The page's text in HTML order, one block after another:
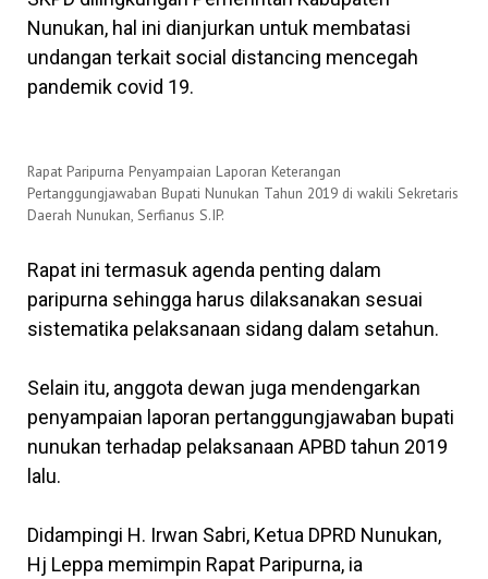
Nunukan, hal ini dianjurkan untuk membatasi
undangan terkait social distancing mencegah
pandemik covid 19.
Rapat Paripurna Penyampaian Laporan Keterangan
Pertanggungjawaban Bupati Nunukan Tahun 2019 di wakili Sekretaris
Daerah Nunukan, Serfianus S.IP.
Rapat ini termasuk agenda penting dalam
paripurna sehingga harus dilaksanakan sesuai
sistematika pelaksanaan sidang dalam setahun.
Selain itu, anggota dewan juga mendengarkan
penyampaian laporan pertanggungjawaban bupati
nunukan terhadap pelaksanaan APBD tahun 2019
lalu.
Didampingi H. Irwan Sabri, Ketua DPRD Nunukan,
Hj Leppa memimpin Rapat Paripurna, ia